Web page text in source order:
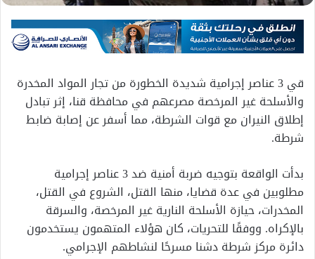
قي 3 عناصر إجرامية شديدة الخطورة من تجار المواد المخدرة
والأسلحة غير المرخصة مصرعهم في محافظة قنا، إثر تبادل
إطلاق النيران مع قوات الشرطة، مما أسفر عن إصابة ضابط
شرطة.
بدأت الواقعة بتوجيه ضربة أمنية ضد 3 عناصر إجرامية
مطلوبين في عدة قضايا، منها القتل، الشروع في القتل،
المخدرات، حيازة الأسلحة النارية غير المرخصة، والسرقة
بالإكراه. ووفقًا للتحريات، كان هؤلاء المتهمون يستخدمون
دائرة مركز شرطة دشنا مسرحًا لنشاطهم الإجرامي.